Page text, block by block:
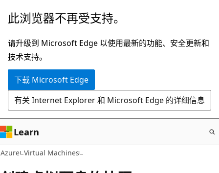
跳
主
要
内
此浏览器不再受支持。
请升级到 Microsoft Edge 以使用最新的功能、安全更新和
技术支持。
下载 Microsoft Edge
有关 Internet Explorer 和 Microsoft Edge 的详细信息
Learn
Azure Virtual Machines